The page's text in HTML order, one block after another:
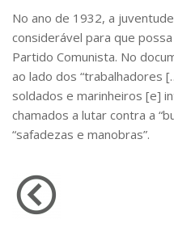
CSA
Acadêmico
Serviço de Apoio
Concurso Docente
Representação
No ano de 1932, a
considerável para que
Partido Comunista. No
ao lado dos “trabalhadores
soldados e marinheiros [e]
chamados a lutar contra a
“safadezas e manobras”.